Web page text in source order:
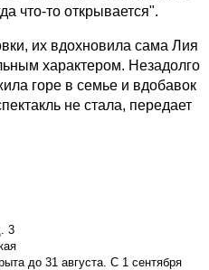
что-то открывается".
их вдохновила сама Лия
характером. Незадолго
горе в семье и вдобавок
не стала, передает
3
до 31 августа. С 1 сентября